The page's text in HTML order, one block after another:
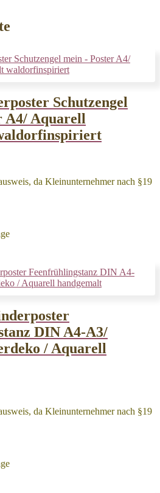
Schutzengel
A4/ Aquarell
da Kleinunternehmer nach §19
DIN A4-A3/
/ Aquarell
da Kleinunternehmer nach §19